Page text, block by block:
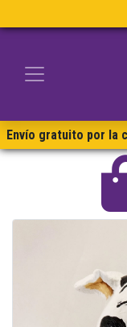
Envío gratuito por la